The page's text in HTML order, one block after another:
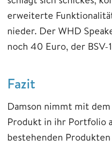
erweiterte
nieder. Der WHD
noch 40 Euro, der BSV-
Fazit
Damson nimmt mit
Produkt in ihr Portfolio
bestehenden